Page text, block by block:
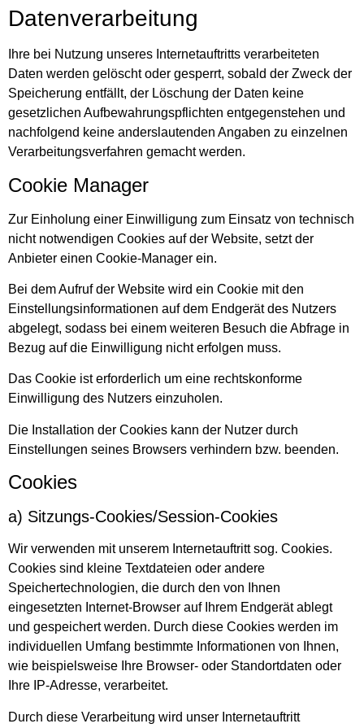
Datenverarbeitung
Ihre bei Nutzung unseres Internetauftritts verarbeiteten
Daten werden gelöscht oder gesperrt, sobald der Zweck der
Speicherung entfällt, der Löschung der Daten keine
gesetzlichen Aufbewahrungspflichten entgegenstehen und
nachfolgend keine anderslautenden Angaben zu einzelnen
Verarbeitungsverfahren gemacht werden.
Cookie Manager
Zur Einholung einer Einwilligung zum Einsatz von technisch
nicht notwendigen Cookies auf der Website, setzt der
Anbieter einen Cookie-Manager ein.
Bei dem Aufruf der Website wird ein Cookie mit den
Einstellungsinformationen auf dem Endgerät des Nutzers
abgelegt, sodass bei einem weiteren Besuch die Abfrage in
Bezug auf die Einwilligung nicht erfolgen muss.
Das Cookie ist erforderlich um eine rechtskonforme
Einwilligung des Nutzers einzuholen.
Die Installation der Cookies kann der Nutzer durch
Einstellungen seines Browsers verhindern bzw. beenden.
Cookies
a) Sitzungs-Cookies/Session-Cookies
Wir verwenden mit unserem Internetauftritt sog. Cookies.
Cookies sind kleine Textdateien oder andere
Speichertechnologien, die durch den von Ihnen
eingesetzten Internet-Browser auf Ihrem Endgerät ablegt
und gespeichert werden. Durch diese Cookies werden im
individuellen Umfang bestimmte Informationen von Ihnen,
wie beispielsweise Ihre Browser- oder Standortdaten oder
Ihre IP-Adresse, verarbeitet.
Durch diese Verarbeitung wird unser Internetauftritt